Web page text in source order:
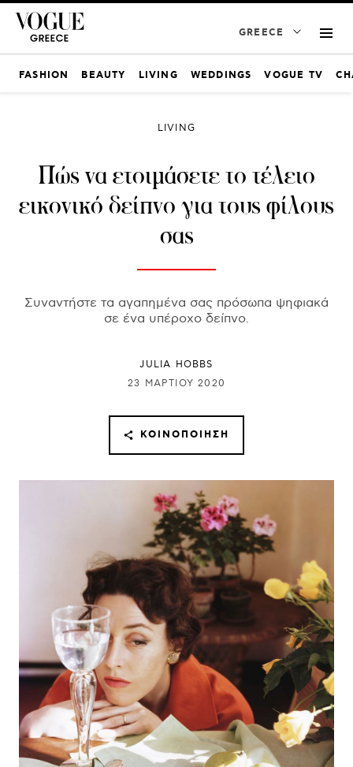
GREECE
FASHION BEAUTY LIVING WEDDINGS VOGUE TV
LIVING
Πώς να ετοιμάσετε το τέλειο
εικονικό δείπνο για τους φίλους
σας
Συναντήστε τα αγαπημένα σας πρόσωπα ψηφιακά
σε ένα υπέροχο δείπνο.
JULIA HOBBS
23 ΜΑΡΤΊΟΥ 2020
ΚΟΙΝΟΠΟΊΗΣΗ